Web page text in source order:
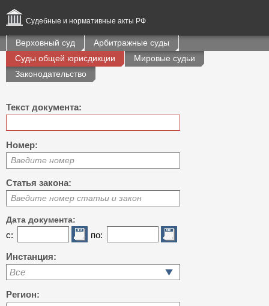
Судебные и нормативные акты РФ
Верховный суд
Арбитражные суды
Суды общей юрисдикции
Мировые судьи
Законодательство
Текст документа:
Номер:
Введите номер
Статья закона:
Введите номер статьи и закон
Дата документа:
с: по:
Инстанция:
Все
Регион: